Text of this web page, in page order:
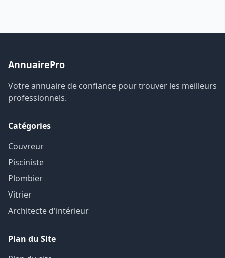
AnnuairePro
Votre annuaire de confiance pour trouver les meilleurs
professionnels.
Catégories
Couvreur
Pisciniste
Plombier
Vitrier
Architecte d'intérieur
Plan du Site